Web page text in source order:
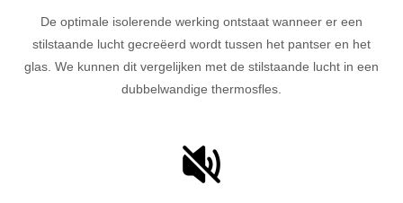
De optimale isolerende werking ontstaat wanneer er een
stilstaande lucht gecreëerd wordt tussen het pantser en het
glas. We kunnen dit vergelijken met de stilstaande lucht in een
dubbelwandige thermosfles.